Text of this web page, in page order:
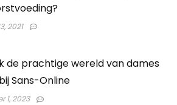
2021
de prachtige wereld van dames
Sans-Online
1, 2023